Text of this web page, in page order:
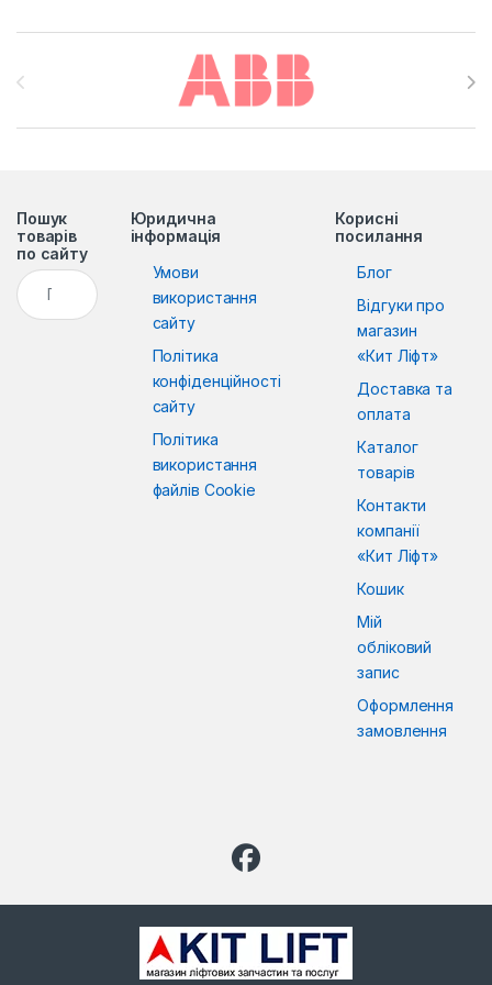
Brands Carousel
Пошук
товарів
по сайту
Пошук:
Юридична
інформація
Умови
використання
сайту
Політика
конфіденційності
сайту
Політика
використання
файлів Cookie
Корисні
посилання
Блог
Відгуки про
магазин
«Кит Ліфт»
Доставка та
оплата
Каталог
товарів
Контакти
компанії
«Кит Ліфт»
Кошик
Мій
обліковий
запис
Оформлення
замовлення